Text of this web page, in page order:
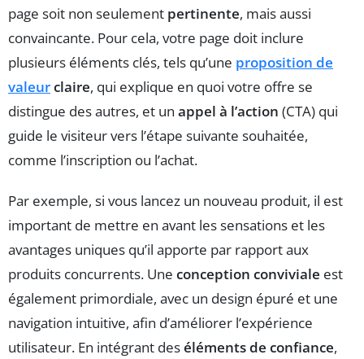
page soit non seulement pertinente, mais aussi
convaincante. Pour cela, votre page doit inclure
plusieurs éléments clés, tels qu’une proposition de
valeurclaire, qui explique en quoi votre offre se
distingue des autres, et un appel à l’action (CTA) qui
guide le visiteur vers l’étape suivante souhaitée,
comme l’inscription ou l’achat.
Par exemple, si vous lancez un nouveau produit, il est
important de mettre en avant les sensations et les
avantages uniques qu’il apporte par rapport aux
produits concurrents. Une conception conviviale est
également primordiale, avec un design épuré et une
navigation intuitive, afin d’améliorer l’expérience
utilisateur. En intégrant deséléments de confiance,